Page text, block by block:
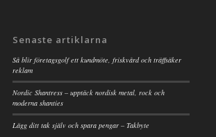
Senaste artiklarna
Så blir företagsgolf ett kundmöte, friskvård och träffsäker
reklam
Nordic Shantress – upptäck nordisk metal, rock och
moderna shanties
Lägg ditt tak själv och spara pengar – Takbyte